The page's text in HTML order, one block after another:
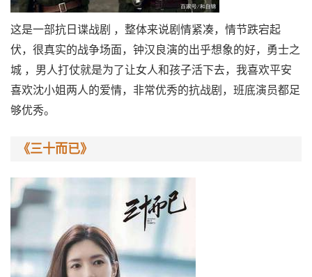
这是一部抗日谍战剧 ，整体来说剧情紧凑，情节跌宕起
伏，很真实的战争场面，钟汉良演的出乎想象的好，勇士之
城 ，男人打仗就是为了让女人和孩子活下去，我喜欢平安
喜欢沈小姐两人的爱情，非常优秀的抗战剧，班底演员都足
够优秀。
《三十而已》